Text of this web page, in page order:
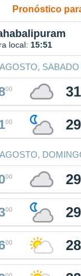
Pronóstico
local: 15:51
SABADO
00 31
00 29
00 29
00 29
00 28